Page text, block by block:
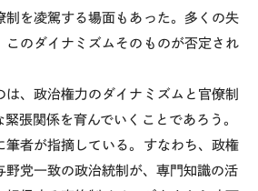
制を凌駕する場面もあった。多くの失
このダイナミズムそのものが否定され
は、政治権力のダイナミズムと官僚制
張関係を育んでいくことであろう。
筆者が指摘している。すなわち、政権
野党一致の政治統制が、専門知識の活